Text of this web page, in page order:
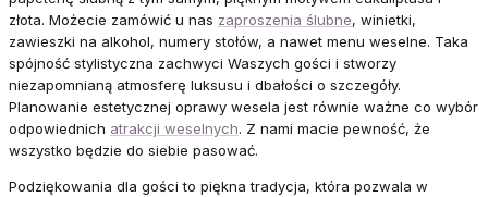
złota. Możecie zamówić u nas zaproszenia ślubne, winietki,
zawieszki na alkohol, numery stołów, a nawet menu weselne. Taka
spójność stylistyczna zachwyci Waszych gości i stworzy
niezapomnianą atmosferę luksusu i dbałości o szczegóły.
Planowanie estetycznej oprawy wesela jest równie ważne co wybór
odpowiednich atrakcji weselnych. Z nami macie pewność, że
wszystko będzie do siebie pasować.
Podziękowania dla gości to piękna tradycja, która pozwala w